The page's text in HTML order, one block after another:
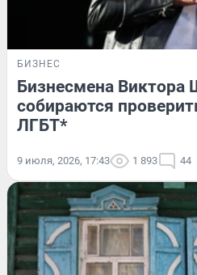
БИЗНЕС
Бизнесмена Виктора
собираются
ЛГБТ*
9 июля, 2026, 17:43 1 893 44